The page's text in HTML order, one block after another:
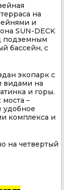
на
и
SUN-DECK
подземным
бассейн, с
экопарк с
видами на
и горы.
–
удобное
комплекса и
на четвертый